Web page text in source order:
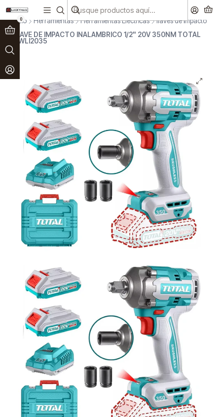
0
Paga en 3 cuotas sin interés! Ver más
Inicio Herramientas Herramientas Eléctricas
llaves de impacto
LLAVE DE IMPACTO INALAMBRICO 1/2" 20V 350NM TOTAL
TIWLI2035